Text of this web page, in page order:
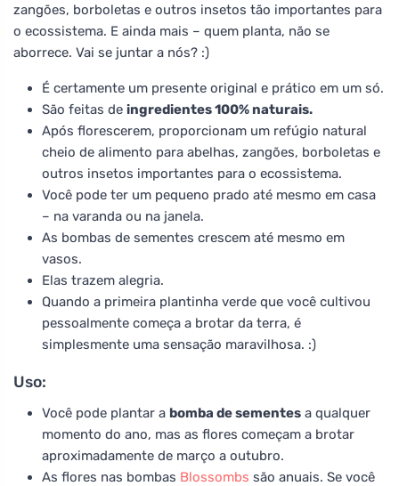
zangões, borboletas e outros insetos tão importantes para
o ecossistema. E ainda mais – quem planta, não se
aborrece. Vai se juntar a nós? :)
É certamente um presente original e prático em um só.
São feitas de ingredientes 100% naturais.
Após florescerem, proporcionam um refúgio natural
cheio de alimento para abelhas, zangões, borboletas e
outros insetos importantes para o ecossistema.
Você pode ter um pequeno prado até mesmo em casa
– na varanda ou na janela.
As bombas de sementes crescem até mesmo em
vasos.
Elas trazem alegria.
Quando a primeira plantinha verde que você cultivou
pessoalmente começa a brotar da terra, é
simplesmente uma sensação maravilhosa. :)
Uso:
Você pode plantar a bomba de sementes a qualquer
momento do ano, mas as flores começam a brotar
aproximadamente de março a outubro.
As flores nas bombas Blossombs são anuais. Se você